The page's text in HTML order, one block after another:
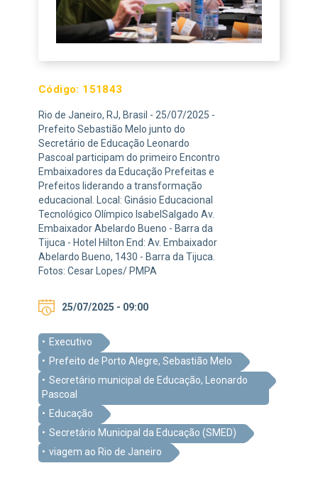
Código: 151843
Rio de Janeiro, RJ, Brasil - 25/07/2025 -
Prefeito Sebastião Melo junto do
Secretário de Educação Leonardo
Pascoal participam do primeiro Encontro
Embaixadores da Educação Prefeitas e
Prefeitos liderando a transformação
educacional. Local: Ginásio Educacional
Tecnológico Olímpico IsabelSalgado Av.
Embaixador Abelardo Bueno - Barra da
Tijuca - Hotel Hilton End: Av. Embaixador
Abelardo Bueno, 1430 - Barra da Tijuca.
Fotos: Cesar Lopes/ PMPA
25/07/2025 - 09:00
Executivo
Prefeito de Porto Alegre, Sebastião Melo
Secretário municipal de Educação, Leonardo
Pascoal
Educação
Secretário Municipal da Educação (SMED)
viagem ao Rio de Janeiro